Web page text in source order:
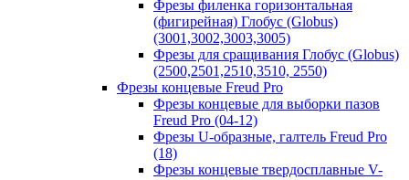
Фрезы филенка горизонтальная
(фигирейная) Глобус (Globus)
(3001,3002,3003,3005)
Фрезы для сращивания Глобус (Globus)
(2500,2501,2510,3510, 2550)
Фрезы концевые Freud Pro
Фрезы концевые для выборки пазов
Freud Pro (04-12)
Фрезы U-образные, галтель Freud Pro
(18)
Фрезы концевые твердосплавные V-